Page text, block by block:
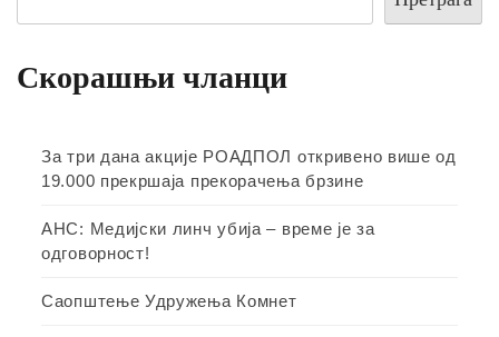
Скорашњи чланци
За три дана акције РОАДПОЛ откривено више од
19.000 прекршаја прекорачења брзине
АНС: Медијски линч убија – време је за
одговорност!
Саопштење Удружења Комнет